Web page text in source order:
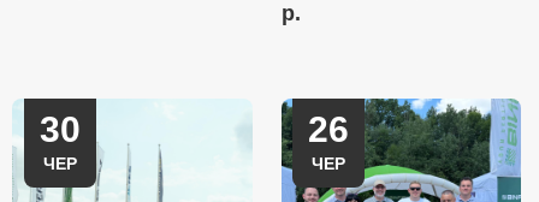
р.
30
ЧЕР
26
ЧЕР